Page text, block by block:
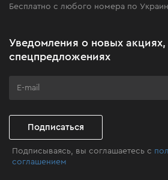
Клуб мастерства
Бесплатно с любого номера по
Уведомления о новых акциях,
спецпредложениях
Подписаться
Подписываясь, вы соглашаетесь с
соглашением